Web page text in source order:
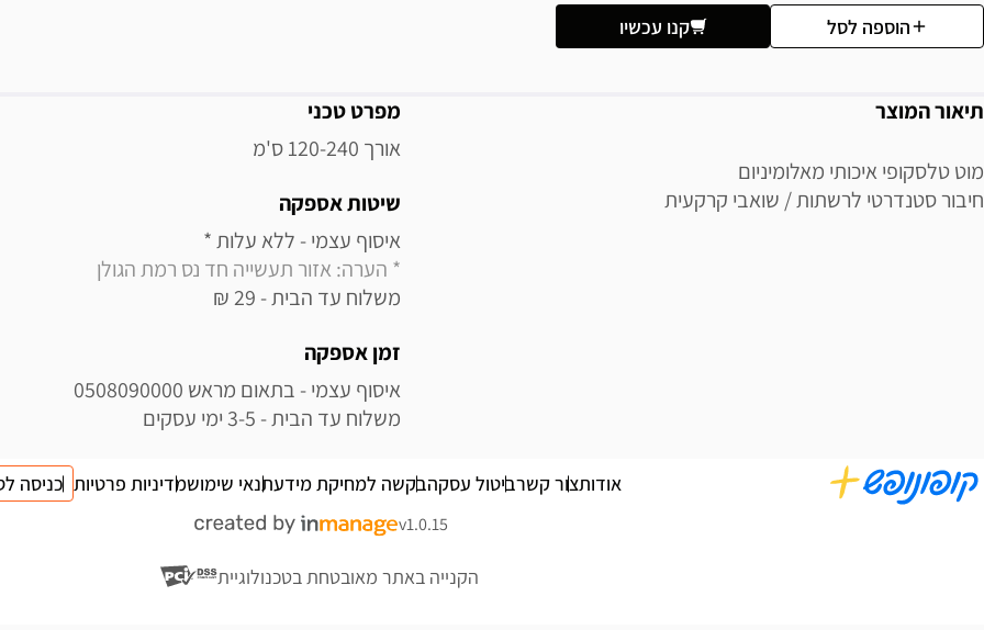
הוספה לסל קנו עכשיו
תיאור המוצר
מוט טלסקופי איכותי מאלומיניום
חיבור סטנדרטי לרשתות / שואבי קרקעית
מידע נוסף
מפרט טכני
אורך 120-240 ס'מ
שיטות אספקה
איסוף עצמי - ללא עלות *
* הערה: אזור תעשייה חד נס רמת הגולן
משלוח עד הבית - 29 ₪
זמן אספקה
משלוח עד הבית - 3-5 ימי עסקים
אודותצור קשרביטול עסקהבקשה למחיקת מידעתנאי שימושמדיניות פרטיות כניסה
v1.0.15
הקנייה באתר מאובטחת בטכנולוגיית